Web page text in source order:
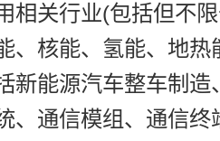
相关行业(包括但不
、核能、氢能、地
新能源汽车整车制
、通信模组、通信